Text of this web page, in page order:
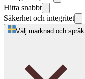
Hitta snabbt
Säkerhet och integritet
Välj marknad och språk